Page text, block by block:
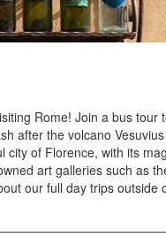
Rome! Join a bus tour
after the volcano
city of Florence, with its
art galleries such as
our full day trips outside